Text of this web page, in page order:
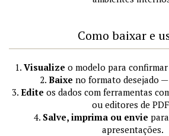
Como baixar e
1. Visualize o modelo para
2. Baixe no formato desejado —
3. Edite os dados com ferramentas
ou editores de
4. Salve, imprima ou envie
apresentações.